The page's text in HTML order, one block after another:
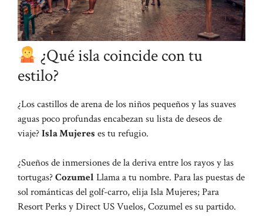
¿Qué isla coincide con tu
estilo?
¿Los castillos de arena de los niños pequeños y las suaves
aguas poco profundas encabezan su lista de deseos de
viaje?Isla Mujeres es tu refugio.
¿Sueños de inmersiones de la deriva entre los rayos y las
tortugas?Cozumel Llama a tu nombre. Para las puestas de
sol románticas del golf-carro, elija Isla Mujeres; Para
Resort Perks y Direct US Vuelos, Cozumel es su partido.